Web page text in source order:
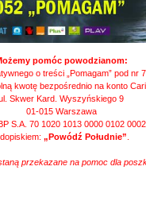
pomóc powodzianom:
o treści „Pomagam” pod nr
kwotę bezpośrednio na konto
Skwer Kard. Wyszyńskiego 9
01-015 Warszawa
S.A. 70 1020 1013 0000 0102
„Powódź Południe”
przekazane na pomoc dla